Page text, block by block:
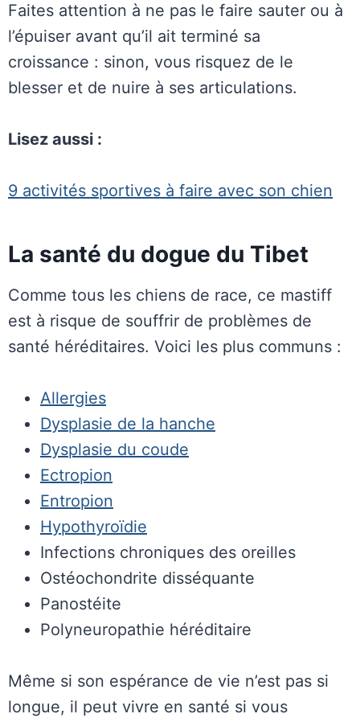
Faites attention à ne pas le faire sauter ou à
l’épuiser avant qu’il ait terminé sa
croissance : sinon, vous risquez de le
blesser et de nuire à ses articulations.
Lisez aussi :
9 activités sportives à faire avec son chien
La santé du dogue du Tibet
Comme tous les chiens de race, ce mastiff
est à risque de souffrir de problèmes de
santé héréditaires. Voici les plus communs :
Allergies
Dysplasie de la hanche
Dysplasie du coude
Ectropion
Entropion
Hypothyroïdie
Infections chroniques des oreilles
Ostéochondrite disséquante
Panostéite
Polyneuropathie héréditaire
Même si son espérance de vie n’est pas si
longue, il peut vivre en santé si vous